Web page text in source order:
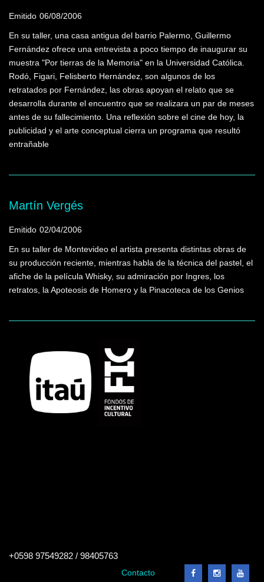
Emitido 06/08/2006
En su taller, una casa antigua del barrio Palermo, Guillermo
Fernández ofrece una entrevista a poco tiempo de inaugurar su
muestra "Por tierras de la Memoria" en la Universidad Católica.
Rodó, Figari, Felisberto Hernández, son algunos de los
retratados por Fernández, las obras apoyan el relato que se
desarrolla durante el encuentro que se realizara un par de meses
antes de su fallecimiento. Una reflexión sobre el cine de hoy, la
publicidad y el arte conceptual cierra un programa que resultó
entrañable
Martín Vergés
Emitido 02/04/2006
En su taller de Montevideo el artista presenta distintas obras de
su producción reciente, mientras habla de la técnica del pastel, el
afiche de la película Whisky, su admiración por Ingres, los
retratos, la Apoteosis de Homero y la Pinacoteca de los Genios
+0598 97549282 / 98405763
en
Contacto